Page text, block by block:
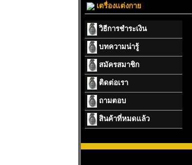
เตรื่องแต่งกาย
วิธีการชำระเงิน
บทความน่ารู้
สมัครสมาชิก
ติดต่อเรา
ถามตอบ
สินค้าที่หมดแล้ว